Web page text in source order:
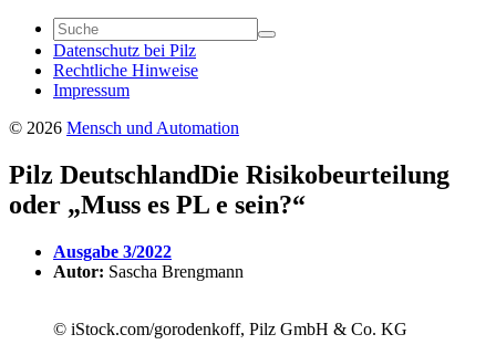
Daten­schutz bei Pilz
Recht­liche Hinweise
Impressum
© 2026 Mensch und Automation
Pilz Deutsch­landDie Risi­ko­be­ur­tei­lung
oder „Muss es PL e sein?“
Ausgabe 3/2022
Autor: Sascha Breng­mann
© iStock.com/gorodenkoff, Pilz GmbH & Co. KG